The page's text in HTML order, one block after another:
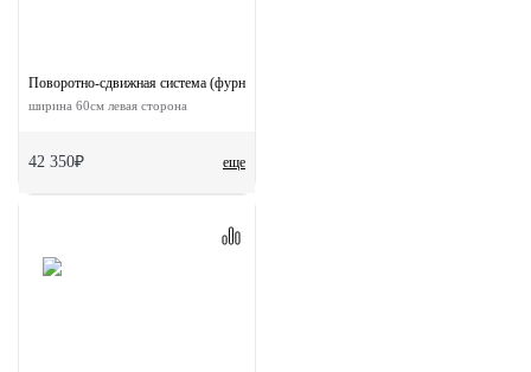
еще
Поворотно-сдвижная система (фурнитура) для дверей 90-TWICE LEFT 60
ширина 60см левая сторона
42 350₽